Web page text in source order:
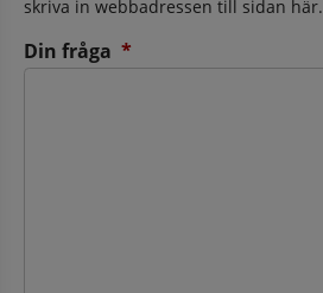
skriva in webbadressen till sidan här.
Din fråga *